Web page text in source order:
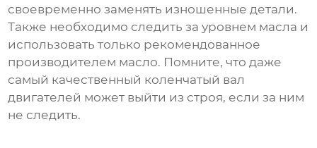
своевременно заменять изношенные детали.
Также необходимо следить за уровнем масла и
использовать только рекомендованное
производителем масло. Помните, что даже
самый качественный коленчатый вал
двигателей может выйти из строя, если за ним
не следить.